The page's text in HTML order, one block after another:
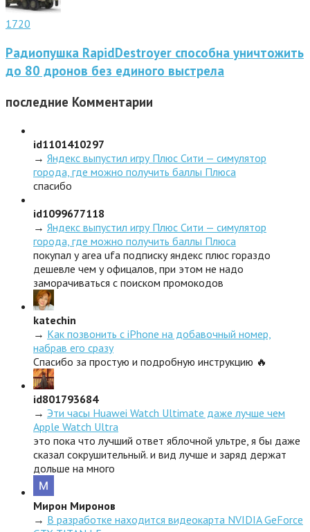
1720
Радиопушка RapidDestroyer способна уничтожить
до 80 дронов без единого выстрела
последние Комментарии
id1101410297
→ Яндекс выпустил игру Плюс Сити — симулятор
города, где можно получить баллы Плюса
спасибо
id1099677118
→ Яндекс выпустил игру Плюс Сити — симулятор
города, где можно получить баллы Плюса
покупал у area ufa подписку яндекс плюс гораздо
дешевле чем у офицалов, при этом не надо
заморачиваться с поиском промокодов
katechin
→ Как позвонить с iPhone на добавочный номер,
набрав его сразу
Спасибо за простую и подробную инструкцию 🔥
id801793684
→ Эти часы Huawei Watch Ultimate даже лучше чем
Apple Watch Ultra
это пока что лучший ответ яблочной ультре, я бы даже
сказал сокрушительный. и вид лучше и заряд держат
дольше на много
Мирон Миронов
→ В разработке находится видеокарта NVIDIA GeForce